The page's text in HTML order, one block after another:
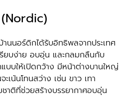
นอร์ดิกได้รับอิทธิพลจากประเทศ
ยบง่าย อบอุ่น และกลมกลืนกับ
บบให้เปิดกว้าง มีหน้าต่างบานใหญ่
เน้นโทนสว่าง เช่น ขาว เทา
ชาติที่ช่วยสร้างบรรยากาศอบอุ่น